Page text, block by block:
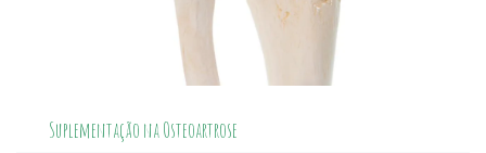
Suplementação na Osteoartrose